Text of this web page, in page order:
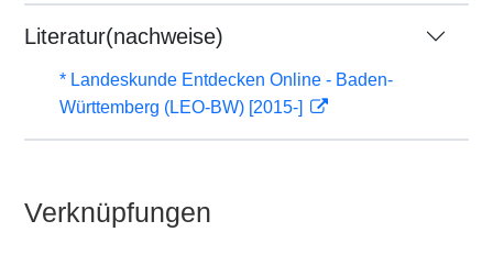
Literatur(nachweise)
* Landeskunde Entdecken Online - Baden-
Württemberg (LEO-BW) [2015-]
Verknüpfungen